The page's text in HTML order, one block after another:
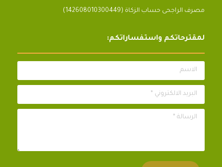
مصرف الراجحى حساب الزكاة (142608010300449)
لمقترحاتكم واستفساراتكم:
الاسم
البريد الالكتروني *
الرسالة *